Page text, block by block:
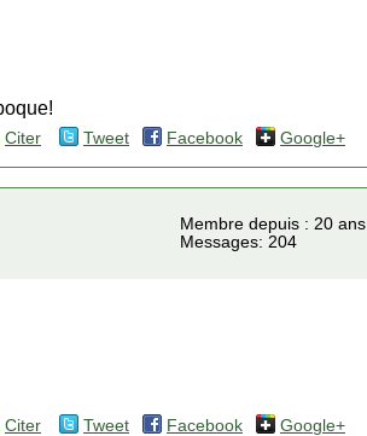
Citer Tweet Facebook Google+
Membre depuis : 20 ans
Messages: 204
Citer Tweet Facebook Google+